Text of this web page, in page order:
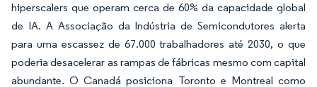
hiperscalers que operam cerca de 60% da capacidade global
de IA. A Associação da Indústria de Semicondutores alerta
para uma escassez de 67.000 trabalhadores até 2030, o que
poderia desacelerar as rampas de fábricas mesmo com capital
abundante. O Canadá posiciona Toronto e Montreal como